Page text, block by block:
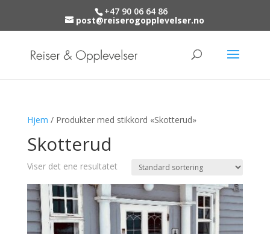
+47 90 06 64 86
post@reiserogopplevelser.no
Hjem / Produkter med stikkord «Skotterud»
Skotterud
Viser det ene resultatet